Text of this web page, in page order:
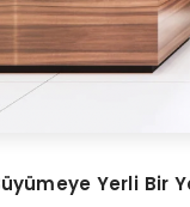
üyümeye Yerli Bir